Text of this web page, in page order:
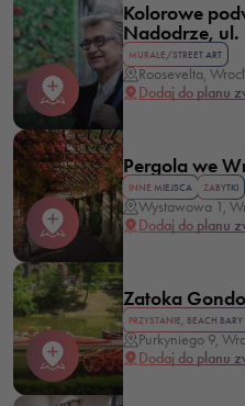
Kolorowe
Nadodrze, ul.
MURALE/STREET ART
Roosevelta,
Dodaj do planu
Pergola we
INNE MIEJSCA ZABYTKI
Wystawowa 1,
Dodaj do planu
Zatoka
PRZYSTANIE, BEACH BARY
Purkyniego 9,
Dodaj do planu